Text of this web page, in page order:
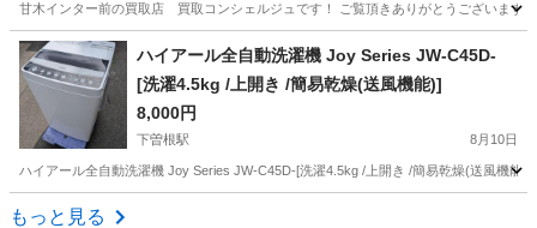
甘木インター前の買取店 買取コンシェルジュです！ ご覧頂きありがとうございます
福岡 朝倉市 甘木駅 キッチン家電
ハイアール全自動洗濯機 Joy Series JW-C45D-
[洗濯4.5kg /上開き /簡易乾燥(送風機能)]
8,000円
下曽根駅 8月10日
ハイアール全自動洗濯機 Joy Series JW-C45D-[洗濯4.5kg /上開き /簡易乾燥(送風機能
福岡 北九州市
もっと見る